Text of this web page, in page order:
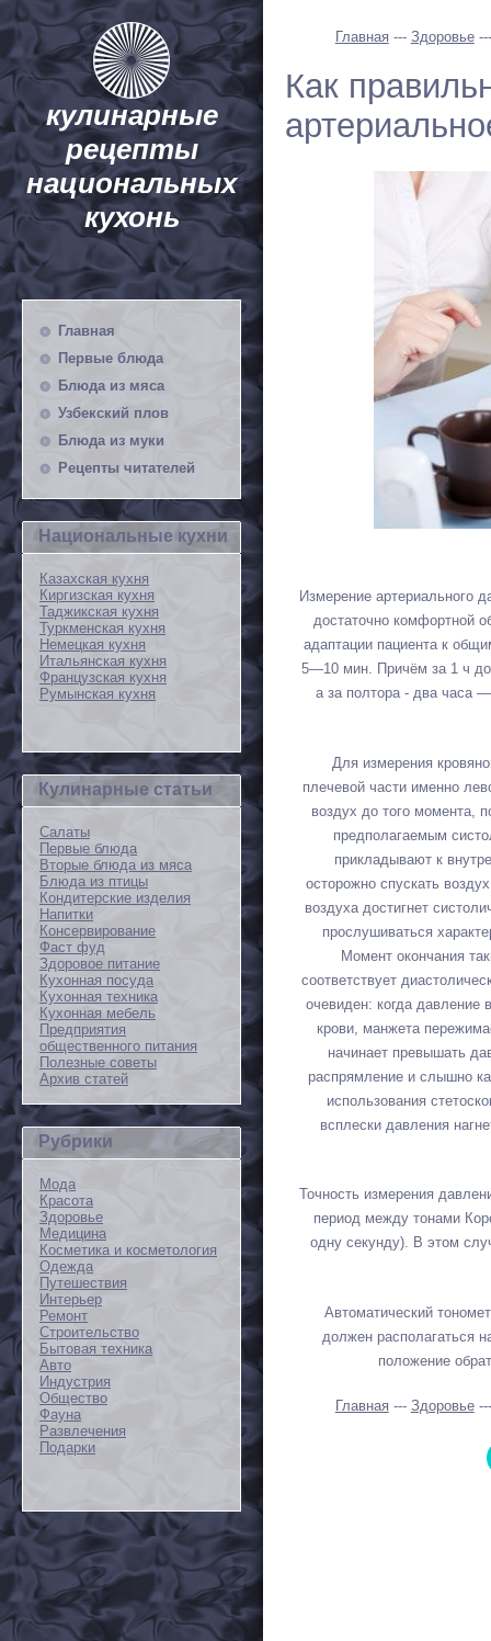
кулинарные
рецепты
национальных
кухонь
Главная
Первые блюда
Блюда из мяса
Узбекский плов
Блюда из муки
Рецепты читателей
Национальные кухни
Казахская кухня
Киргизская кухня
Таджикская кухня
Туркменская кухня
Немецкая кухня
Итальянская кухня
Французская кухня
Румынская кухня
Кулинарные статьи
Салаты
Первые блюда
Вторые блюда из мяса
Блюда из птицы
Кондитерские изделия
Напитки
Консервирование
Фаст фуд
Здоровое питание
Кухонная посуда
Кухонная техника
Кухонная мебель
Предприятия
общественного питания
Полезные советы
Архив статей
Рубрики
Мода
Красота
Здоровье
Медицина
Косметика и косметология
Одежда
Путешествия
Интерьер
Ремонт
Строительство
Бытовая техника
Авто
Индустрия
Общество
Фауна
Развлечения
Подарки
Главная --- Здоровье
Как
Измерение артериального
достаточно комфортной
адаптации пациента к
5—10 мин. Причём за 1 ч
а за полтора - два часа
Для измерения
плечевой части именно
воздух до того момента,
предполагаемым
прикладывают к
осторожно спускать
воздуха достигнет
прослушиваться
Момент окончания
соответствует
очевиден: когда давление
крови, манжета
начинает превышать
распрямление и слышно
использования
всплески давления
Точность измерения
период между тонами
одну секунду). В этом
Автоматический
должен располагаться
положение
Главная --- Здоровье